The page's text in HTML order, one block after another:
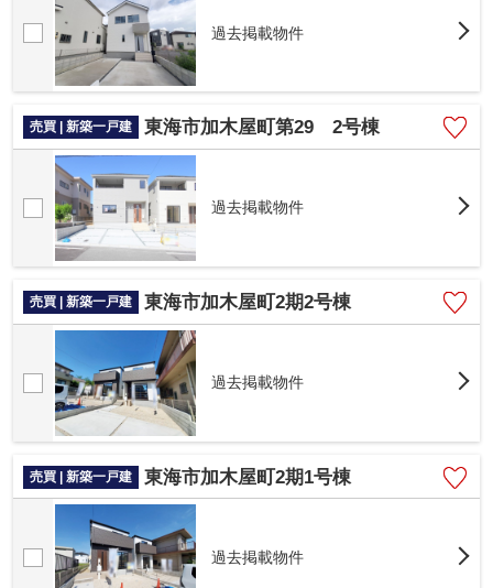
過去掲載物件
売買 | 新築一戸建 東海市加木屋町第29 2号棟
過去掲載物件
売買 | 新築一戸建 東海市加木屋町2期2号棟
過去掲載物件
売買 | 新築一戸建 東海市加木屋町2期1号棟
過去掲載物件